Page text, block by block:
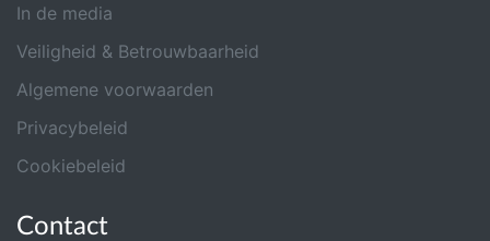
In de media
Veiligheid & Betrouwbaarheid
Algemene voorwaarden
Privacybeleid
Cookiebeleid
Contact